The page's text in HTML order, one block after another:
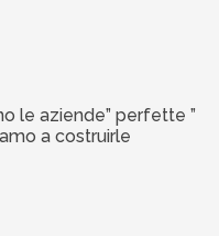
le aziende” perfette ”
a costruirle